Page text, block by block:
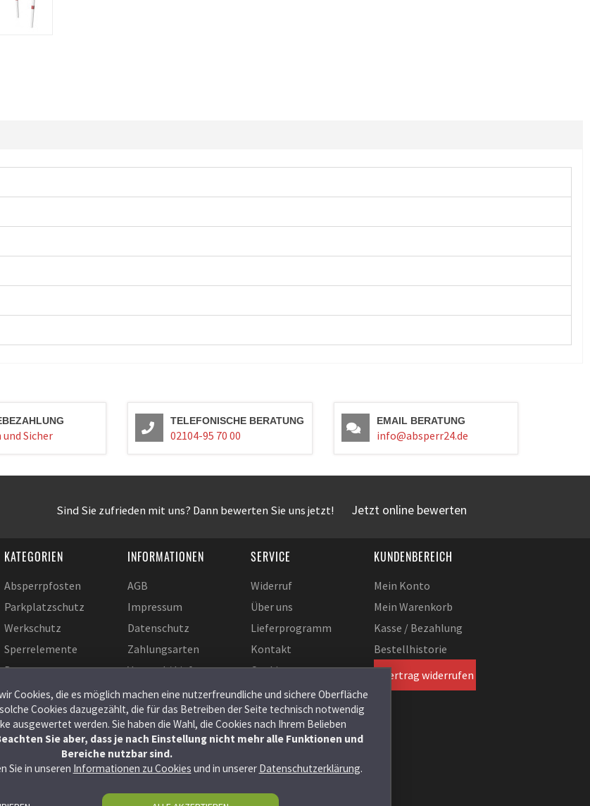
Sicher
TELEFONISCHE BERATUNG
02104-95 70 00
EMAIL BERATUNG
info@absperr24.de
Sind Sie zufrieden mit uns? Dann bewerten Sie uns jetzt! Jetzt online bewerten
KATEGORIEN
Absperrpfosten
Parkplatzschutz
Werkschutz
Sperrelemente
Bauzaun
Baugeräte
INFORMATIONEN
AGB
Impressum
Datenschutz
Zahlungsarten
Versand / Lieferung
Verpackungverordnung
SERVICE
Widerruf
Über uns
Lieferprogramm
Kontakt
Cookie
Einstellungen
KUNDENBEREICH
Mein Konto
Mein Warenkorb
Kasse / Bezahlung
Bestellhistorie
Vertrag widerrufen
Cookies, die es möglich machen eine nutzerfreundliche und sichere Oberfläche
Cookies dazugezählt, die für das Betreiben der Seite technisch notwendig
ausgewertet werden. Sie haben die Wahl, die Cookies nach Ihrem Belieben
Sie aber, dass je nach Einstellung nicht mehr alle Funktionen und
Bereiche nutzbar sind.
Sie in unseren Informationen zu Cookies und in unserer Datenschutzerklärung.